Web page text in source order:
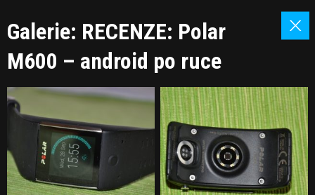
Galerie: RECENZE: Polar
M600 – android po ruce